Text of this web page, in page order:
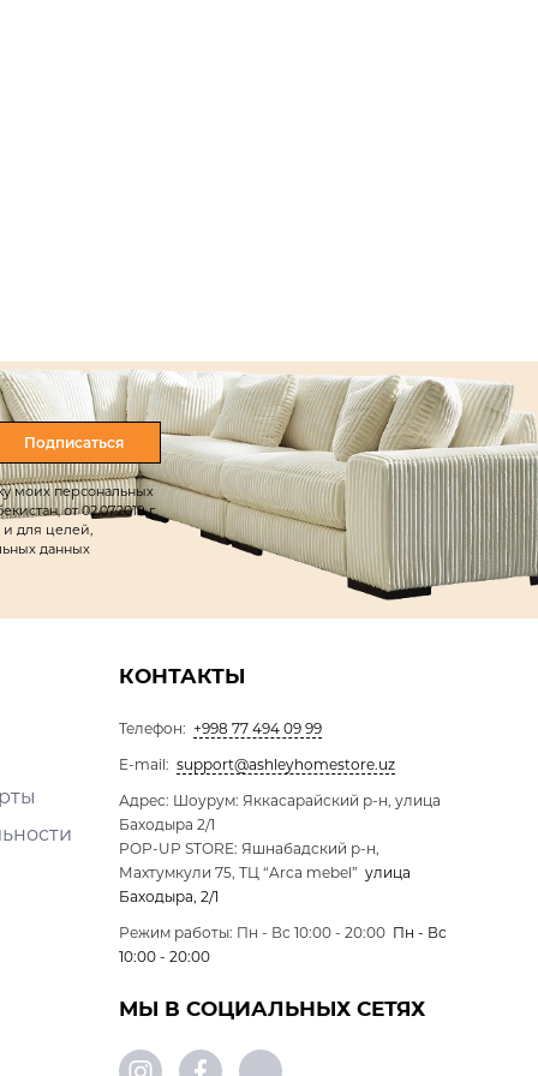
Подписаться
моих персональных
от 02.07.2019 г.
и для целей,
данных
КОНТАКТЫ
Телефон: +998 77 494 09 99
E-mail: support@ashleyhomestore.uz
Адрес: Шоурум: Яккасарайский р-н, улица
Баходыра 2/1
POP-UP STORE: Яшнабадский р-н,
Махтумкули 75, ТЦ “Arca mebel” улица
Баходыра, 2/1
Режим работы: Пн - Вс 10:00 - 20:00 Пн - Вс
10:00 - 20:00
МЫ В СОЦИАЛЬНЫХ СЕТЯХ